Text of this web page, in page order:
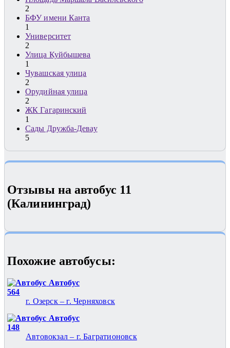
2
БФУ имени Канта
1
Университет
2
Улица Куйбышева
1
Чувашская улица
2
Орудийная улица
2
ЖК Гагаринский
1
Сады Дружба-Девау
5
Отзывы на автобус 11
(Калининград)
Похожие автобуcы:
Автобус
564
г. Озерск – г. Черняховск
Автобус
148
Автовокзал – г. Багратионовск